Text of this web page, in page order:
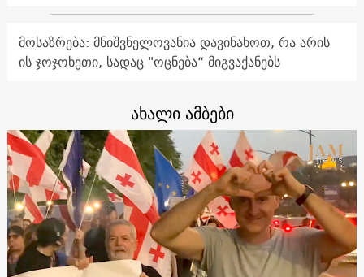
მოსაზრება: მნიშვნელოვანია დავინახოთ, რა არის
ის ჯოჯოხეთი, სადაც "ოცნება“ მიგვაქანებს
ახალი ამბები